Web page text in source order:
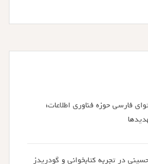
فارسی حوزه فناوری اطلاعات؛
در تجربه کتابخوانی و گودریدز